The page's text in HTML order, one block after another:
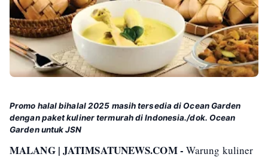
Promo halal bihalal 2025 masih tersedia di Ocean Garden
dengan paket kuliner termurah di Indonesia./dok. Ocean
Garden untuk JSN
MALANG | JATIMSATUNEWS.COM - Warung kuliner